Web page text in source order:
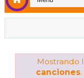
Mostrando
canciones.